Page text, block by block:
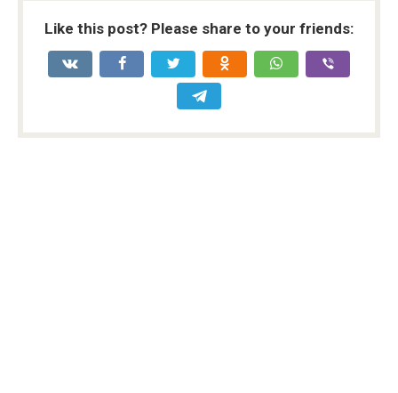
Like this post? Please share to your friends: